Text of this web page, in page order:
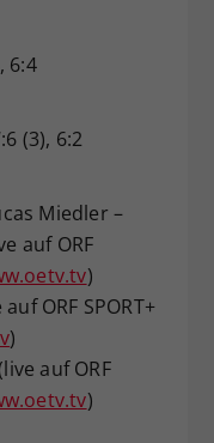
6:4
(3), 6:2
Miedler –
auf ORF
)
ORF SPORT+
)
auf ORF
)